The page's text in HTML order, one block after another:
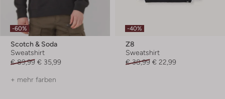
-60%
Scotch & Soda
Sweatshirt
€ 89,99 € 35,99
+ mehr farben
-40%
Z8
Sweatshirt
€ 38,99 € 22,99